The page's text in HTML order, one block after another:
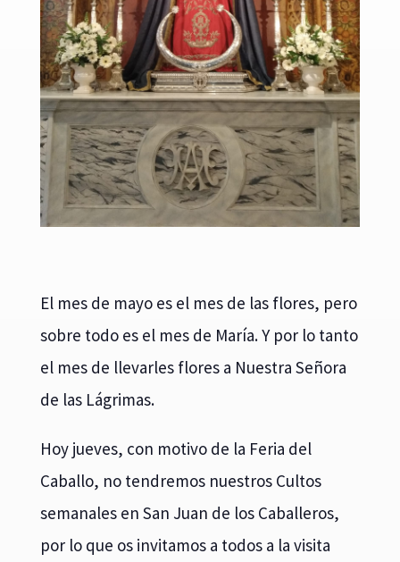
El mes de mayo es el mes de las flores, pero
sobre todo es el mes de María. Y por lo tanto
el mes de llevarles flores a Nuestra Señora
de las Lágrimas.
Hoy jueves, con motivo de la Feria del
Caballo, no tendremos nuestros Cultos
semanales en San Juan de los Caballeros,
por lo que os invitamos a todos a la visita